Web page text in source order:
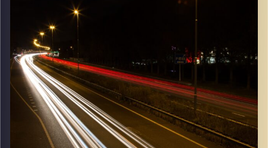
קרדיט תמונות: